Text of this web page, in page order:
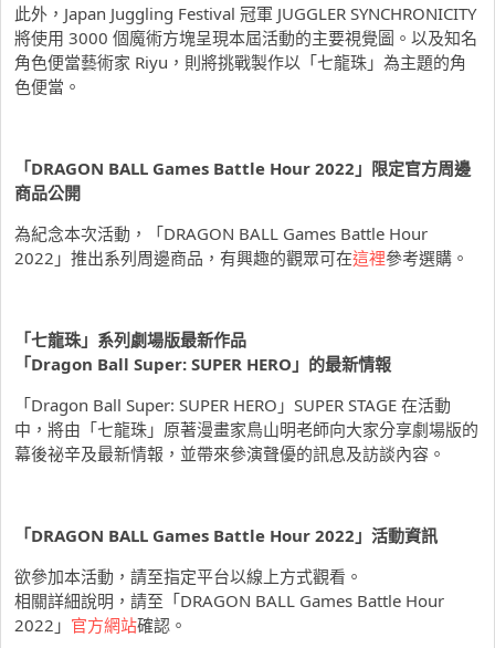
此外，Japan Juggling Festival 冠軍 JUGGLER SYNCHRONICITY
將使用 3000 個魔術方塊呈現本屆活動的主要視覺圖。以及知名
角色便當藝術家 Riyu，則將挑戰製作以「七龍珠」為主題的角
色便當。
「DRAGON BALL Games Battle Hour 2022」限定官方周邊
商品公開
為紀念本次活動，「DRAGON BALL Games Battle Hour
2022」推出系列周邊商品，有興趣的觀眾可在這裡參考選購。
「七龍珠」系列劇場版最新作品
「Dragon Ball Super: SUPER HERO」的最新情報
「Dragon Ball Super: SUPER HERO」SUPER STAGE 在活動
中，將由「七龍珠」原著漫畫家鳥山明老師向大家分享劇場版的
幕後祕辛及最新情報，並帶來參演聲優的訊息及訪談內容。
「DRAGON BALL Games Battle Hour 2022」活動資訊
欲參加本活動，請至指定平台以線上方式觀看。
相關詳細說明，請至「DRAGON BALL Games Battle Hour
2022」 官方網站確認。